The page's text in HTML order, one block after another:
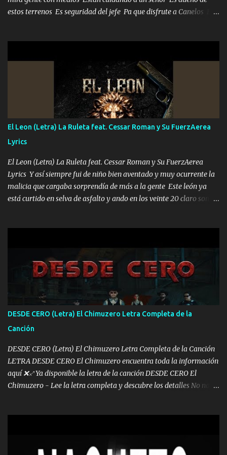
estos terrenos Es seguridad del jefe Pa que disfrute a Canelos Es
ni tampoco las mujeres porque es platica de grandes por eso hay
que estar alegres doy las instrucciones para atender los deberes
Música Si es que salta algún problema de confianza tengo gente
ahí está el Hombre Cuarenta y también Pariente 7 arreglan
cualquier problema no más es cuestión que ordené NOS HACE
FALTA UN HERMANO DE CLAVE ERA EL 24 SIEMPRE FUE UN
HOMBRE VALIENTE POR ALGO M'URIÓ PELEAND0 SIEMPRE
VIO POR LA FAMILIA PARA QUE SIGA EL LEGADO Es el DOS de
los HERMANOS un cerebro inteligente y com...
El Leon (Letra) La Ruleta feat. Cessar Roman y Su FuerzAerea
Lyrics
El Leon (Letra) La Ruleta feat. Cessar Roman y Su FuerzAerea
Lyrics Y así siempre fui de niño bien aventado y muy ocurrente la
malicia que cargaba sorprendía de más a la gente Este león ya
está curtido en selva de asfalto y ando en los veinte 20 claro son
pa más pues hay charola les voy a dar hasta topar pues no hay de
otra Música Surcando bien mi camino voy por mi línea no veo a
los lados aquel que no corre vuela no se me duerm voy chicoteado
Ya pasé varias hazañas ya tienen rato que me agarran el colmillo
de este León los estatales no sé esperaron Al tiro esta la PrimiZa
también la nueve que cargo al lado doy la mano al que su amigo y
al traicionero damos pa abajo Y No me paran aquí hay pa más
pues hay charola les voy a dar hasta topar pues no hay de otra...
DESDE CERO (Letra) El Chimuzero Letra Completa de la
Canción
DESDE CERO (Letra) El Chimuzero Letra Completa de la Canción
LETRA DESDE CERO El Chimuzero encuentra toda la información
aquí ❌♐ Ya disponible la letra de la canción DESDE CERO El
Chimuzero - Lee la letra completa y descubre los detalles No nací
❌ www.elnorteduro.com ❌ Yo No limito los Sueños , si no existe